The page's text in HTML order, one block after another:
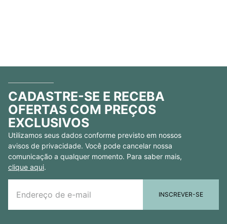
CADASTRE-SE E RECEBA
OFERTAS COM PREÇOS
EXCLUSIVOS
Utilizamos seus dados conforme previsto em nossos
avisos de privacidade. Você pode cancelar nossa
comunicação a qualquer momento. Para saber mais,
clique aqui.
INSCREVER-SE